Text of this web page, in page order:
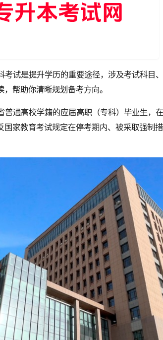
考试是提升学历的重要途径，涉及考试科目
帮助你清晰规划备考方向。
普通高校学籍的应届高职（专科）毕业生，
家教育考试规定在停考期内、被采取强制